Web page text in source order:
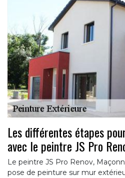
Les différentes étapes
avec le peintre JS Pro
Le peintre JS Pro Renov,
pose de peinture sur mur